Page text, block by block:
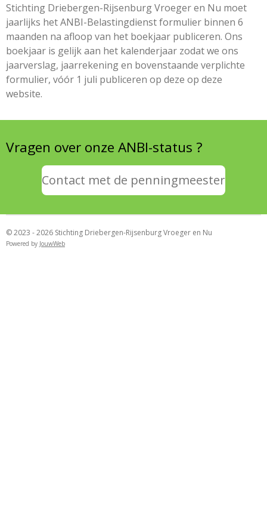
Stichting Driebergen-Rijsenburg Vroeger en Nu moet
jaarlijks het ANBI-Belastingdienst formulier binnen 6
maanden na afloop van het boekjaar publiceren. Ons
boekjaar is gelijk aan het kalenderjaar zodat we ons
jaarverslag, jaarrekening en bovenstaande verplichte
formulier, vóór 1 juli publiceren op deze op deze
website.
Vragen over onze ANBI-status ?
Contact met de penningmeester
© 2023 - 2026 Stichting Driebergen-Rijsenburg Vroeger en Nu
Powered by JouwWeb